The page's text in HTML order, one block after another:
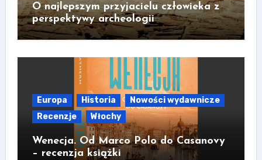
O najlepszym przyjacielu człowieka z
perspektywy archeologii
Europa Historia
Nowości wydawnicze
Recenzje
Włochy
Wenecja. Od Marco Polo do Casanovy
– recenzja książki